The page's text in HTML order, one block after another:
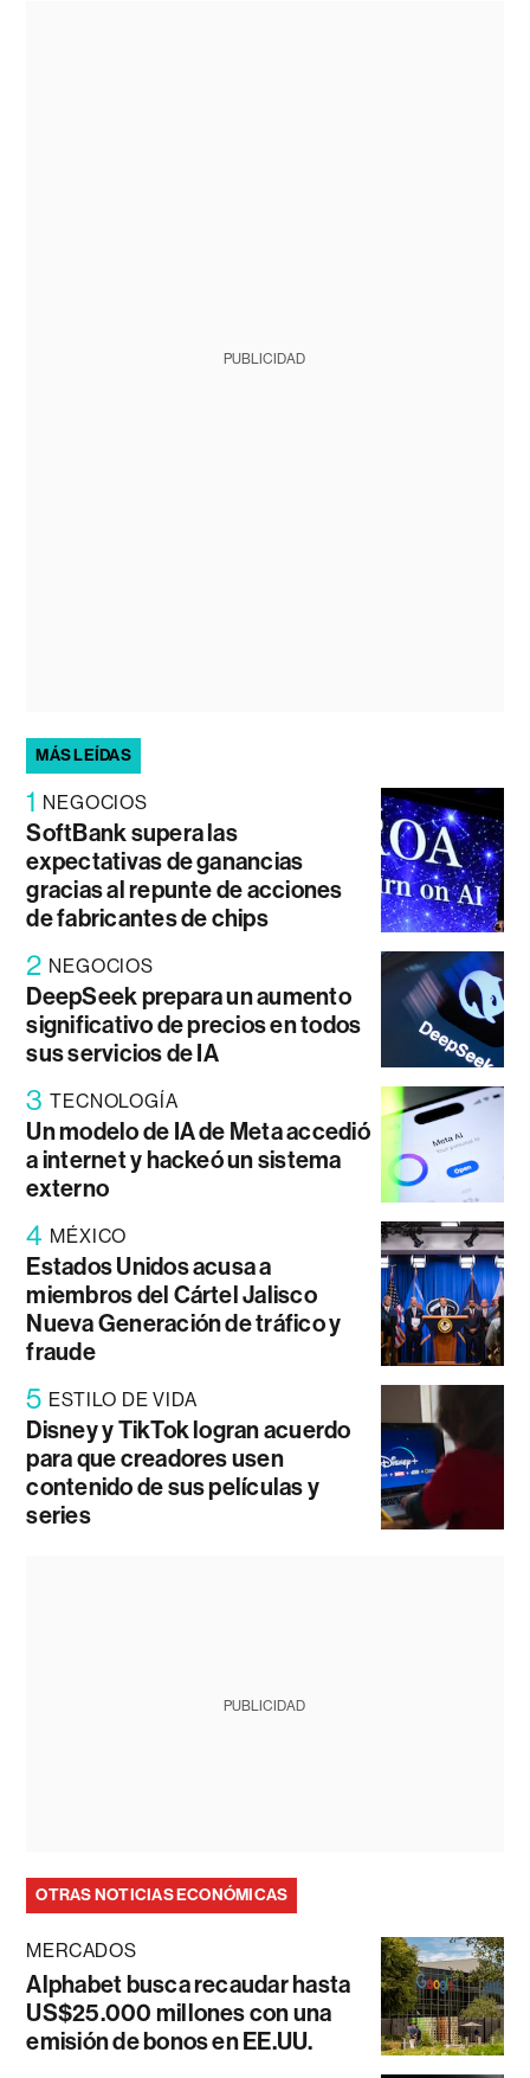
PUBLICIDAD
MÁS LEÍDAS
1 NEGOCIOS
SoftBank supera las
expectativas de ganancias
gracias al repunte de acciones
de fabricantes de chips
2 NEGOCIOS
DeepSeek prepara un aumento
significativo de precios en todos
sus servicios de IA
3 TECNOLOGÍA
Un modelo de IA de Meta accedió
a internet y hackeó un sistema
externo
4 MÉXICO
Estados Unidos acusa a
miembros del Cártel Jalisco
Nueva Generación de tráfico y
fraude
5 ESTILO DE VIDA
Disney y TikTok logran acuerdo
para que creadores usen
contenido de sus películas y
series
PUBLICIDAD
OTRAS NOTICIAS ECONÓMICAS
MERCADOS
Alphabet busca recaudar hasta
US$25.000 millones con una
emisión de bonos en EE.UU.